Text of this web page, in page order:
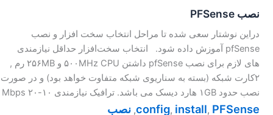
نصب PFSense
دراین نوشتار سعی شده تا مراحل انتخاب سخت افزار و نصب
pfSense آموزش داده شود. انتخاب سخت‌افزار حداقل نیازمندی
های لازم برای نصب pfSense داشتن ۵۰۰MHz CPU و ۲۵۶MB رم ,
۲کارت شبکه (بسته به سناریوی شبکه متفاوت خواهد بود) و در صورت
نصب حدود ۱GB هارد دیسک می باشد. ترافیک نیازمندی ۱۰-۲۰ Mbps
config, install, PFSense
, نصب